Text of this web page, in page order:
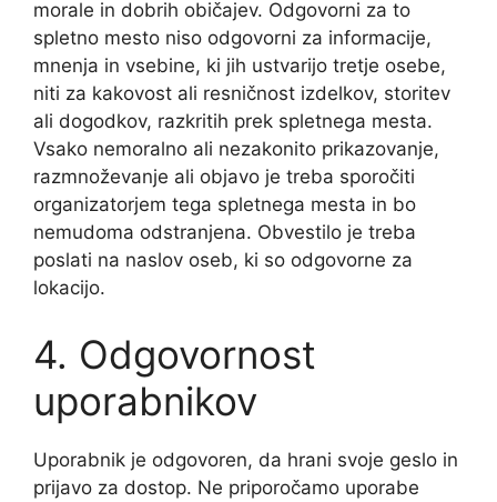
morale in dobrih običajev. Odgovorni za to
spletno mesto niso odgovorni za informacije,
mnenja in vsebine, ki jih ustvarijo tretje osebe,
niti za kakovost ali resničnost izdelkov, storitev
ali dogodkov, razkritih prek spletnega mesta.
Vsako nemoralno ali nezakonito prikazovanje,
razmnoževanje ali objavo je treba sporočiti
organizatorjem tega spletnega mesta in bo
nemudoma odstranjena. Obvestilo je treba
poslati na naslov oseb, ki so odgovorne za
lokacijo.
4. Odgovornost
uporabnikov
Uporabnik je odgovoren, da hrani svoje geslo in
prijavo za dostop. Ne priporočamo uporabe